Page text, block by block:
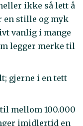
ikke så lett å
en stille og myk
vanlig i mange
legger merke til
gjerne i en tett
mellom 100.000
imidlertid en